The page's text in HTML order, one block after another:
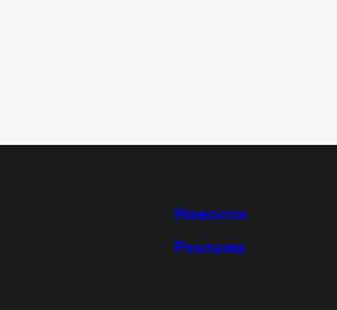
Новости
Реклама